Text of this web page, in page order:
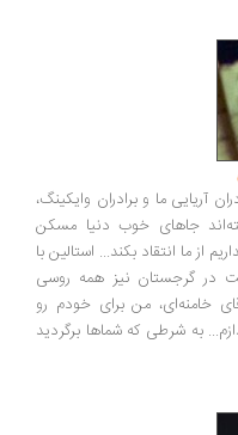
ما و برادران وایکینگ،
جاهای خوب دنیا مسکن
بکند... استالین با
نیز همه روسی
من برای خودم رو
شرطی که شماها برگردید